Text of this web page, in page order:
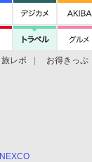
旅レポ お得きっぷ
NEXCO